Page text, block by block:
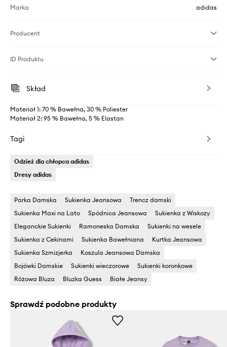
Marka adidas
Producent
ID Produktu
Skład
Materiał 1: 70 % Bawełna, 30 % Poliester
Materiał 2: 95 % Bawełna, 5 % Elastan
Tagi
Odzież dla chłopca adidas
Dresy adidas
Parka Damska Sukienka Jeansowa
Trencz damski
Sukienka Maxi na Lato
Spódnica Jeansowa
Sukienka z Wiskozy
Eleganckie Sukienki
Ramoneska Damska
Sukienki na wesele
Sukienka z Cekinami
Sukienka Bawełniana
Kurtka Jeansowa
Sukienka Szmizjerka
Koszula Jeansowa Damska
Bojówki Damskie
Sukienki wieczorowe
Sukienki koronkowe
Różowa Bluza
Bluzka Guess Białe Jeansy
Sprawdź podobne produkty